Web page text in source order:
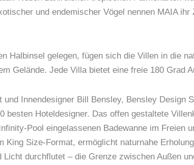
und endemischer Vögel nennen MAIA
Halbinsel gelegen, fügen sich die Villen in die
Gelände. Jede Villa bietet eine freie 180 Grad
und Innendesigner Bill Bensley, Bensley
besten Hoteldesigner. Das offen gestaltete
Pool eingelassenen Badewanne im Freien
King Size-Format, ermöglicht naturnahe
durchflutet – die Grenze zwischen Außen